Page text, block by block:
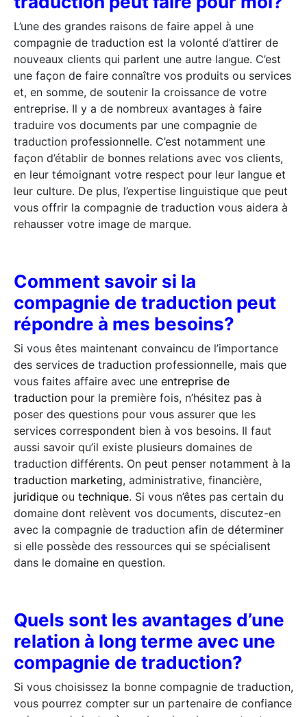
L’une des grandes raisons de faire appel à une
compagnie de traduction est la volonté d’attirer de
nouveaux clients qui parlent une autre langue. C’est
une façon de faire connaître vos produits ou services
et, en somme, de soutenir la croissance de votre
entreprise. Il y a de nombreux avantages à faire
traduire vos documents par une compagnie de
traduction professionnelle. C’est notamment une
façon d’établir de bonnes relations avec vos clients,
en leur témoignant votre respect pour leur langue et
leur culture. De plus, l’expertise linguistique que peut
vous offrir la compagnie de traduction vous aidera à
rehausser votre image de marque.
Comment savoir si la
compagnie de traduction peut
répondre à mes besoins?
Si vous êtes maintenant convaincu de l’importance
des services de traduction professionnelle, mais que
vous faites affaire avec une entreprise de
traduction pour la première fois, n’hésitez pas à
poser des questions pour vous assurer que les
services correspondent bien à vos besoins. Il faut
aussi savoir qu’il existe plusieurs domaines de
traduction différents. On peut penser notamment à la
traduction marketing, administrative, financière,
juridique ou technique. Si vous n’êtes pas certain du
domaine dont relèvent vos documents, discutez-en
avec la compagnie de traduction afin de déterminer
si elle possède des ressources qui se spécialisent
dans le domaine en question.
Quels sont les avantages d’une
relation à long terme avec une
compagnie de traduction?
Si vous choisissez la bonne compagnie de traduction,
vous pourrez compter sur un partenaire de confiance